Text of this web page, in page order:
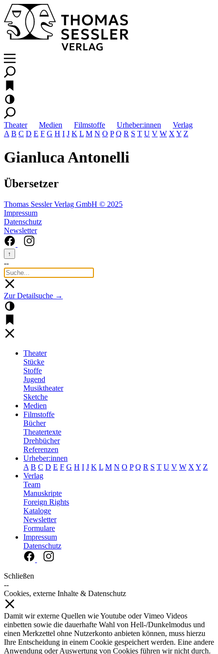
Theater Medien Filmstoffe Urheber:innen
Verlag
A B C D E F G H I J K L M N O P Q R S T U V W X Y Z
Gianluca Antonelli
Übersetzer
Thomas Sessler Verlag GmbH © 2025
Impressum
Datenschutz
Newsletter
↑
--
Zur Detailsuche →
Theater
Stücke
Stoffe
Jugend
Musiktheater
Sketche
Medien
Filmstoffe
Bücher
Theatertexte
Drehbücher
Referenzen
Urheber:innen
A B C D E F G H I J K L M N O P Q R S T U V W X Y Z
Verlag
Team
Manuskripte
Foreign Rights
Kataloge
Newsletter
Formulare
Impressum
Datenschutz
Schließen
--
Cookies, externe Inhalte & Datenschutz
Damit wir externe Quellen wie Youtube oder Vimeo Videos
einbetten sowie die dauerhafte Wahl von Hell-/Dunkelmodus und
einen Merkzettel ohne Nutzerkonto anbieten können, muss hierzu
Ihre Entscheidung in einem Cookie gespeichert werden. Eine andere
Anwendung oder Auswertung von Cookies führen wir nicht durch.